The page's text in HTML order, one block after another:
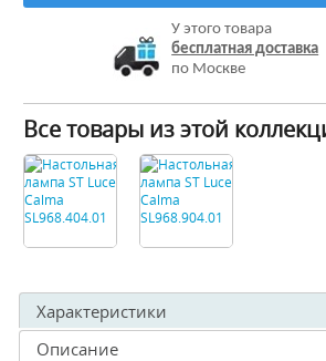
У этого товара
бесплатная доставка
по Москве
Все товары из этой
Характеристики
Описание